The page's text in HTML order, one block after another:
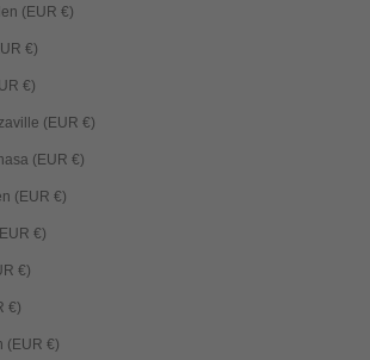
Cocoseilanden (EUR €)
Colombia (EUR €)
Comoren (EUR €)
Congo-Brazzaville (EUR €)
Congo-Kinshasa (EUR €)
Cookeilanden (EUR €)
Costa Rica (EUR €)
Curaçao (EUR €)
Cyprus (EUR €)
Denemarken (EUR €)